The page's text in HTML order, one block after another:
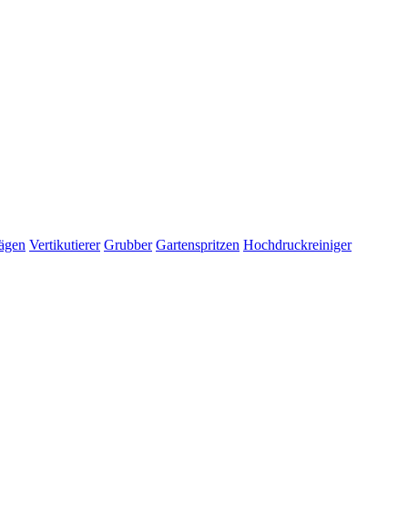
Vertikutierer Grubber Gartenspritzen Hochdruckreiniger